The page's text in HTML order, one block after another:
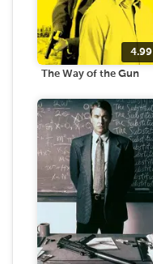
4.99
The Way of the Gun